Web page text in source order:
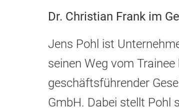
Dr. Christian Frank im
Jens Pohl ist
seinen Weg vom
geschäftsführender
GmbH. Dabei stellt Pohl